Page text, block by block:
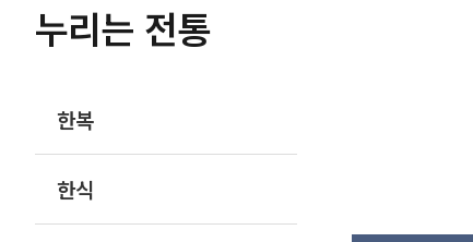
누리는 전통
한복
한식